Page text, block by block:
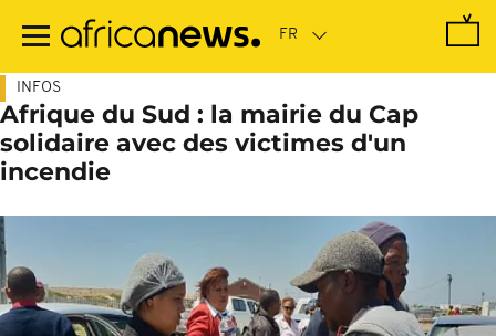
contenu
INFOS
Afrique du Sud : la mairie du Cap
solidaire avec des victimes d'un
incendie